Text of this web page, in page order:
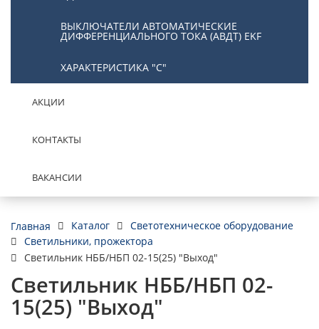
ВЫКЛЮЧАТЕЛИ АВТОМАТИЧЕСКИЕ
ДИФФЕРЕНЦИАЛЬНОГО ТОКА (АВДТ) EKF
ХАРАКТЕРИСТИКА "С"
АКЦИИ
КОНТАКТЫ
ВАКАНСИИ
Главная Каталог
Светотехническое оборудование
Светильники, прожектора
Светильник НББ/НБП 02-15(25) "Выход"
Светильник НББ/НБП 02-
15(25) "Выход"